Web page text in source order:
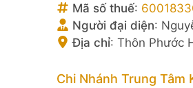
Mã số thuế:
Người đại diện:
Địa chỉ: Thôn Phước
Chi Nhánh Trung